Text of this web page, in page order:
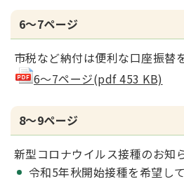
6～7ページ
市税など納付は便利な口座振替
6～7ページ(pdf 453 KB)
8～9ページ
新型コロナウイルス接種のお知
令和5年秋開始接種を希望し